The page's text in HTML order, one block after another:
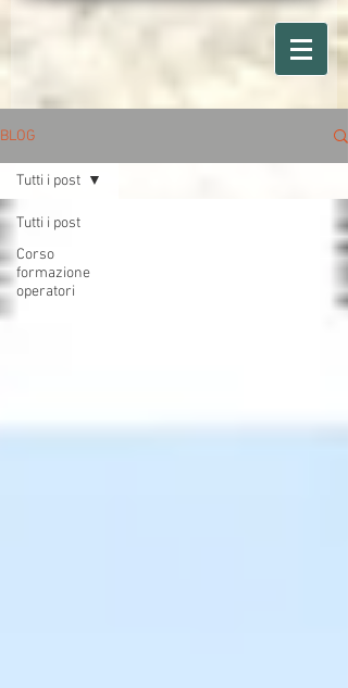
BLOG
Tutti i post
Corso
formazione
operatori
Tutti i post